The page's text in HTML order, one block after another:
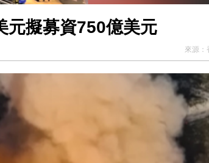
元擬募資750億美元
來源：